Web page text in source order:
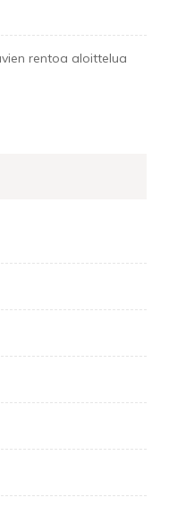
rentoa aloittelua